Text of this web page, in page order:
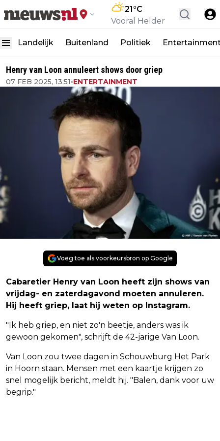
21°C
Vooral Helder
Landelijk Buitenland Politiek
Henry van Loon annuleert shows door griep
07 FEB 2025, 13:51•ENTERTAINMENT
Voeg toe als voorkeursbron op Google
Cabaretier Henry van Loon heeft zijn shows van
vrijdag- en zaterdagavond moeten annuleren.
Hij heeft griep, laat hij weten op Instagram.
"Ik heb griep, en niet zo'n beetje, anders was ik
gewoon gekomen", schrijft de 42-jarige Van Loon.
Van Loon zou twee dagen in Schouwburg Het Park
in Hoorn staan. Mensen met een kaartje krijgen zo
snel mogelijk bericht, meldt hij. "Balen, dank voor uw
begrip."